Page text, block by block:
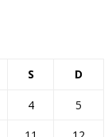
S D
4
5